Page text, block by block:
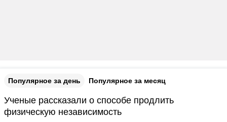
Популярное за день Популярное за месяц
Ученые рассказали о способе продлить
физическую независимость